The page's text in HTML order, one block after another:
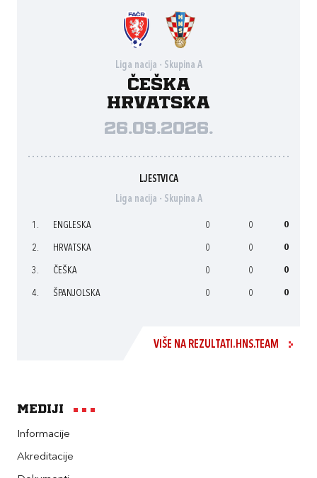
Liga nacija - Skupina A
Češka
Hrvatska
26.09.2026.
LJESTVICA
Liga nacija - Skupina A
1. ENGLESKA 0 0 0
2. HRVATSKA 0 0 0
3. ČEŠKA 0 0 0
4. ŠPANJOLSKA 0 0 0
VIŠE NA REZULTATI.HNS.TEAM
Mediji
Informacije
Akreditacije